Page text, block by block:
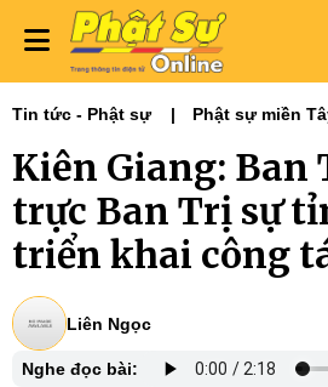
Tin tức - Phật sự Phật sự miền
Kiên Giang: Ban
trực Ban Trị sự
triển khai công
Liên Ngọc
Nghe đọc bài: